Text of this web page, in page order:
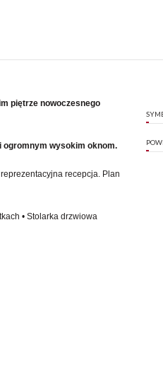
piętrze nowoczesnego
ogromnym wysokim oknom.
recepcja. Plan
• Stolarka drzwiowa